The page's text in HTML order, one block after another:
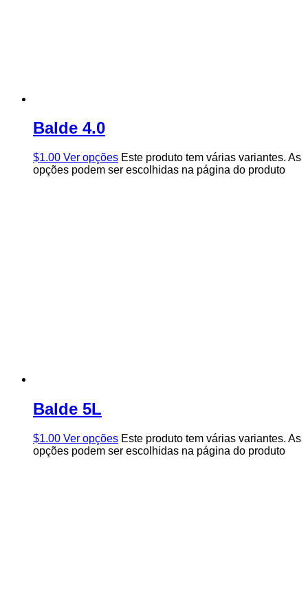
Balde 4.0
$1.00 Ver opções Este produto tem várias variantes. As
opções podem ser escolhidas na página do produto
Balde 5L
$1.00 Ver opções Este produto tem várias variantes. As
opções podem ser escolhidas na página do produto